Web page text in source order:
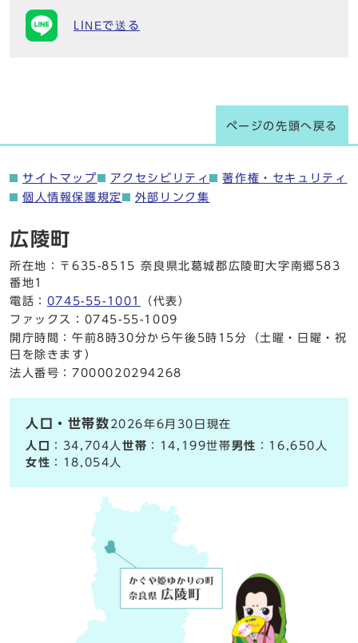
LINEで送る
ページの先頭へ戻る
サイトマップ アクセシビリティ
著作権・セキュリティ
個人情報保護規定
外部リンク集
広陵町
所在地：〒635-8515 奈良県北葛城郡広陵町大字南郷583
番地1
電話： 0745-55-1001
（代表）
ファックス：0745-55-1009
開庁時間：午前8時30分から午後5時15分（土曜・日曜・祝
日を除きます）
法人番号：7000020294268
人口・世帯数 2026年6月30日現在
人口
：34,704人世帯 ：14,199世帯男性 ：16,650人
女性 ：18,054人